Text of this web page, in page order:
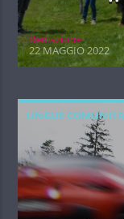
Red.azione
22 MAGGIO 2022
LINGUE